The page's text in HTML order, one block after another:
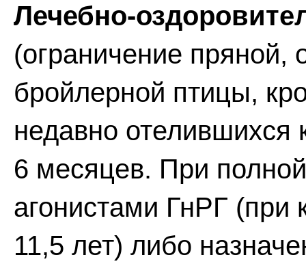
Лечебно-
(ограничение пряной,
бройлерной птицы,
недавно отелившихся
6 месяцев. При
агонистами ГнРГ (при
11,5 лет) либо